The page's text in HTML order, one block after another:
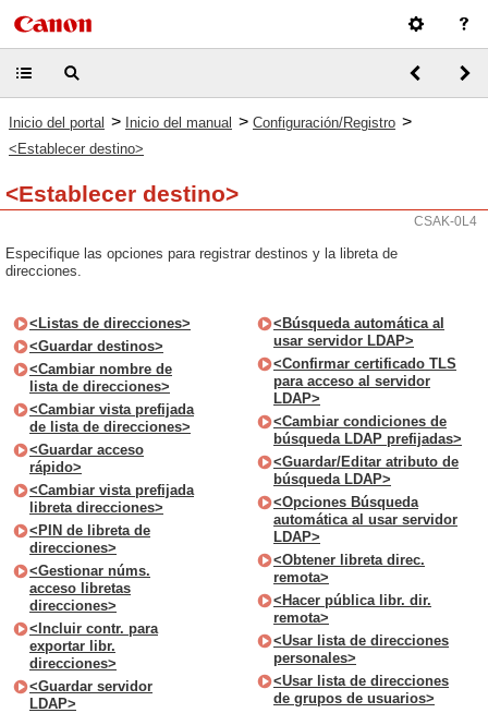
Inicio del portal > Inicio del manual > Configuración/Registro >
<Establecer destino>
<Establecer destino>
CSAK-0L4
Especifique las opciones para registrar destinos y la libreta de
direcciones.
<Listas de direcciones>
<Guardar destinos>
<Cambiar nombre de
lista de direcciones>
<Cambiar vista prefijada
de lista de direcciones>
<Guardar acceso
rápido>
<Cambiar vista prefijada
libreta direcciones>
<PIN de libreta de
direcciones>
<Gestionar núms.
acceso libretas
direcciones>
<Incluir contr. para
exportar libr.
direcciones>
<Guardar servidor
LDAP>
<Búsqueda automática al
usar servidor LDAP>
<Confirmar certificado TLS
para acceso al servidor
LDAP>
<Cambiar condiciones de
búsqueda LDAP prefijadas>
<Guardar/Editar atributo de
búsqueda LDAP>
<Opciones Búsqueda
automática al usar servidor
LDAP>
<Obtener libreta direc.
remota>
<Hacer pública libr. dir.
remota>
<Usar lista de direcciones
personales>
<Usar lista de direcciones
de grupos de usuarios>